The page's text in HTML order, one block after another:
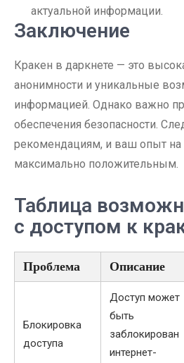
актуальной информации.
Заключение
Кракен в даркнете — это
анонимности и уникальные
информацией. Однако важно
обеспечения безопасности.
рекомендациям, и ваш опыт на
максимально положительным.
Таблица
с доступом к
Проблема Описание
Блокировка
доступа
Доступ может
быть
заблокирован
интернет-